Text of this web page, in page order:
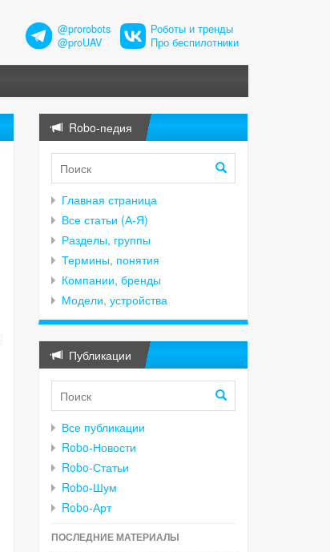
@prorobots
@proUAV
Роботы и тренды
Про беспилотники
Robo-педия
Главная страница
Все статьи (А-Я)
Разделы, группы
Термины, понятия
Компании, бренды
Модели, устройства
Публикации
Все публикации
Robo-Новости
Robo-Статьи
Robo-Шум
Robo-Арт
ПОСЛЕДНИЕ МАТЕРИАЛЫ